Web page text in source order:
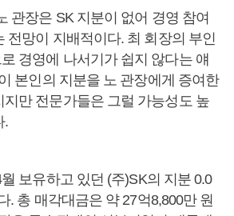
관장은 SK 지분이 없어 경영 참여
전망이 지배적이다. 최 회장의 부인
경영에 나서기가 쉽지 않다는 얘
본인의 지분을 노 관장에게 증여한
만 전문가들은 그럴 가능성도 높
.
보유하고 있던 (주)SK의 지분 0.0
. 총 매각대금은 약 27억8,800만 원